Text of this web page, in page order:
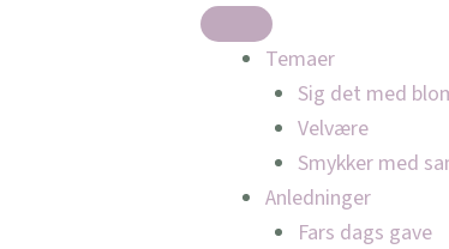
Temaer
Sig det med
Velvære
Smykker med
Anledninger
Fars dags gave